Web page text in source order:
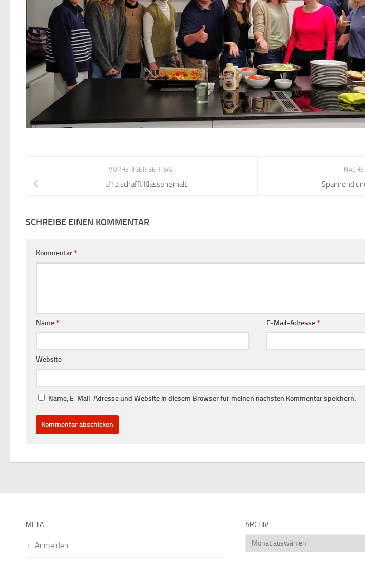
Spannend
VORHERIGER BEITRAG
U13 schafft Klassenerhalt
SCHREIBE EINEN KOMMENTAR
Kommentar*
Name* E-Mail-Adresse*
Website
Name, E-Mail-Adresse und Website in diesem Browser für meinen nächsten Kommentar speichern.
META
Anmelden
ARCHIV
Archiv